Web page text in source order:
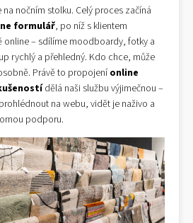
nočním stolku. Celý proces začíná
formulář, po níž s klientem
online – sdílíme moodboardy, fotky a
rychlý a přehledný. Kdo chce, může
Právě to propojení online
dělá naši službu výjimečnou –
na webu, vidět je naživo a
podporu.